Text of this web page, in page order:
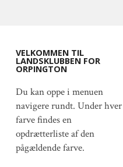
VELKOMMEN TIL
LANDSKLUBBEN FOR
ORPINGTON
Du kan oppe i menuen
navigere rundt. Under hver
farve findes en
opdrætterliste af den
pågældende farve.